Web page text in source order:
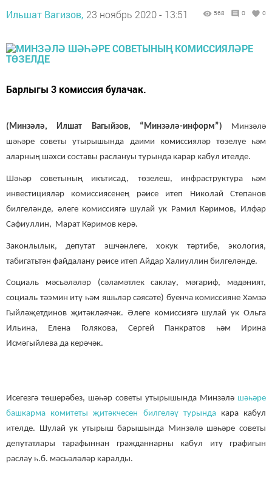
Ильшат Вагизов, 23 ноябрь 2020 - 13:51 568 0 0
Барлыгы 3 комиссия булачак.
(Минзәлә, Илшат Вагыйзов, “Минзәлә-информ”) Минзәлә
шәһәре советы утырышында даими комиссияләр төзелүе һәм
аларның шәхси составы раслануы турында карар кабул ителде.
Шәһәр советының икътисад, төзелеш, инфраструктура һәм
инвестицияләр комиссиясенең рәисе итеп Николай Степанов
билгеләнде, әлеге комиссиягә шулай ук Рамил Кәримов, Илфар
Сафиуллин, Марат Кәримов керә.
Законлылык, депутат эшчәнлеге, хокук тәртибе, экология,
табигатьтән файдалану рәисе итеп Айдар Халиуллин билгеләнде.
Социаль мәсьәләләр (сәламәтлек саклау, мәгариф, мәдәният,
социаль тәэмин итү һәм яшьләр сәясәте) буенча комиссияне Хәмзә
Гыйләҗетдинов җитәкләячәк. Әлеге комиссиягә шулай ук Ольга
Ильина, Елена Голякова, Сергей Панкратов һәм Ирина
Исмәгыйлева да керәчәк.
Исегезгә төшерәбез, шәһәр советы утырышында Минзәлә шәһәре
башкарма комитеты җитәкчесен билгеләү турында кара кабул
ителде. Шулай ук утырыш барышында Минзәлә шәһәре советы
депутатлары тарафыннан гражданнарны кабул итү графигын
раслау һ.б. мәсьәләләр каралды.